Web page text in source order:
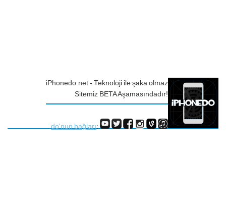
iPhonedo.net - Teknoloji ile şaka olmaz
Sitemiz BETA Aşamasındadır!
do'nun bağları: